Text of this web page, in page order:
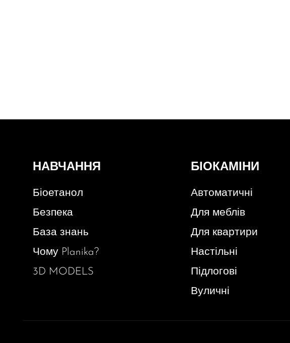
НАВЧАННЯ
Біоетанол
Безпека
База знань
Чому Planika?
3D MODELS
БІОКАМІНИ
Автоматичні
Для меблів
Для квартири
Настільні
Підлогові
Вуличні